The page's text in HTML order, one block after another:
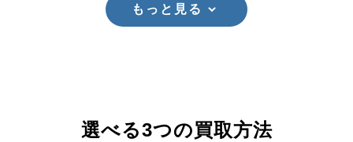
もっと見る
選べる3つの買取方法